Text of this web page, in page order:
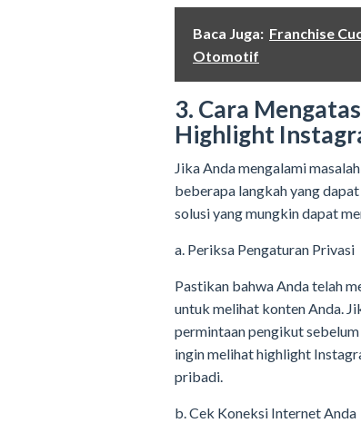
Baca Juga: Franchise
Otomotif
3. Cara
Highlight
Jika Anda mengalami
beberapa langkah yang
solusi yang mungkin dapat
a. Periksa Pengaturan Privasi
Pastikan bahwa Anda telah
untuk melihat konten Anda.
permintaan pengikut
ingin melihat highlight
pribadi.
b. Cek Koneksi Internet Anda